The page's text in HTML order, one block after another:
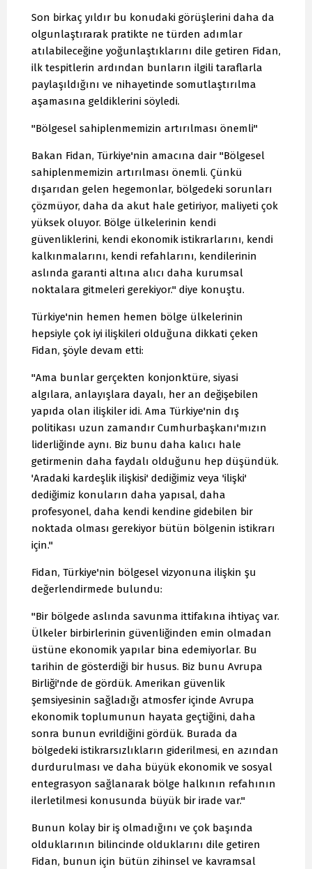
Son birkaç yıldır bu konudaki görüşlerini daha da
olgunlaştırarak pratikte ne türden adımlar
atılabileceğine yoğunlaştıklarını dile getiren Fidan,
ilk tespitlerin ardından bunların ilgili taraflarla
paylaşıldığını ve nihayetinde somutlaştırılma
aşamasına geldiklerini söyledi.
"Bölgesel sahiplenmemizin artırılması önemli"
Bakan Fidan, Türkiye'nin amacına dair "Bölgesel
sahiplenmemizin artırılması önemli. Çünkü
dışarıdan gelen hegemonlar, bölgedeki sorunları
çözmüyor, daha da akut hale getiriyor, maliyeti çok
yüksek oluyor. Bölge ülkelerinin kendi
güvenliklerini, kendi ekonomik istikrarlarını, kendi
kalkınmalarını, kendi refahlarını, kendilerinin
aslında garanti altına alıcı daha kurumsal
noktalara gitmeleri gerekiyor." diye konuştu.
Türkiye'nin hemen hemen bölge ülkelerinin
hepsiyle çok iyi ilişkileri olduğuna dikkati çeken
Fidan, şöyle devam etti:
"Ama bunlar gerçekten konjonktüre, siyasi
algılara, anlayışlara dayalı, her an değişebilen
yapıda olan ilişkiler idi. Ama Türkiye'nin dış
politikası uzun zamandır Cumhurbaşkanı'mızın
liderliğinde aynı. Biz bunu daha kalıcı hale
getirmenin daha faydalı olduğunu hep düşündük.
'Aradaki kardeşlik ilişkisi' dediğimiz veya 'ilişki'
dediğimiz konuların daha yapısal, daha
profesyonel, daha kendi kendine gidebilen bir
noktada olması gerekiyor bütün bölgenin istikrarı
için."
Fidan, Türkiye'nin bölgesel vizyonuna ilişkin şu
değerlendirmede bulundu:
"Bir bölgede aslında savunma ittifakına ihtiyaç var.
Ülkeler birbirlerinin güvenliğinden emin olmadan
üstüne ekonomik yapılar bina edemiyorlar. Bu
tarihin de gösterdiği bir husus. Biz bunu Avrupa
Birliği'nde de gördük. Amerikan güvenlik
şemsiyesinin sağladığı atmosfer içinde Avrupa
ekonomik toplumunun hayata geçtiğini, daha
sonra bunun evrildiğini gördük. Burada da
bölgedeki istikrarsızlıkların giderilmesi, en azından
durdurulması ve daha büyük ekonomik ve sosyal
entegrasyon sağlanarak bölge halkının refahının
ilerletilmesi konusunda büyük bir irade var."
Bunun kolay bir iş olmadığını ve çok başında
olduklarının bilincinde olduklarını dile getiren
Fidan, bunun için bütün zihinsel ve kavramsal